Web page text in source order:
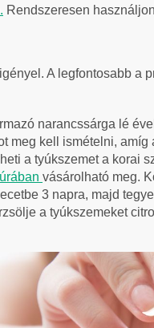
. Rendszeresen használjon
A legfontosabb
narancssárga lé
meg kell ismételni, amíg
a tyúkszemet a korai
vásárolható meg.
3 napra, majd
a tyúkszemeket